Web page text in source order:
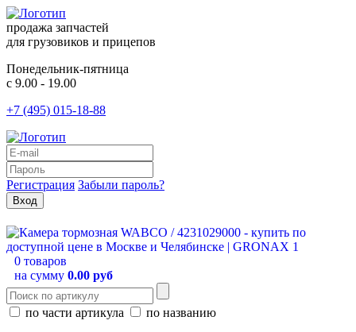
продажа запчастей
для грузовиков и прицепов
Понедельник-пятница
с 9.00 - 19.00
+7 (495) 015-18-88
Регистрация Забыли пароль?
0 товаров
на сумму 0.00 руб
по части артикула
по названию